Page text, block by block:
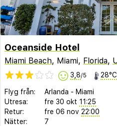
Oceanside Hotel
Miami Beach, Miami, Florida,
3,8/5 28°C
Flyg från: Arlanda - Miami
Utresa:
fre 30 okt 11:25
Retur:
fre 06 nov 22:00
Nätter:
7